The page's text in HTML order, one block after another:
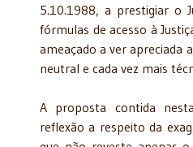
5.10.1988, a prestigiar o
fórmulas de acesso à
ameaçado a ver apreciada
neutral e cada vez mais
A proposta contida
reflexão a respeito da